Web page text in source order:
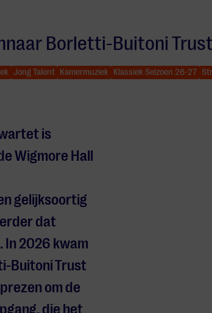
Borletti-Buitoni
Jong Talent Kamermuziek Klassiek Seizoen 26-27
is
Wigmore Hall
gelijksoortig
dat
In 2026 kwam
Buitoni Trust
om de
die het